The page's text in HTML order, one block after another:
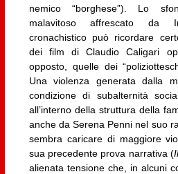
nemico “borghese”). Lo
malavitoso affrescato da
cronachistico può ricordare
dei film di Claudio Caligari
opposto, quelle dei
Una violenza generata dalla
condizione di subalternità
all’interno della struttura della
anche da Serena Penni nel suo
sembra caricare di maggiore
sua precedente prova narrativa (
alienata tensione che, in alcuni